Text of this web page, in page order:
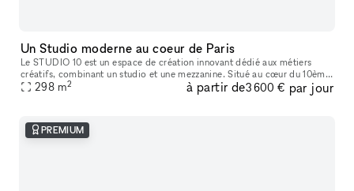
Un Studio moderne au coeur de Paris
Le STUDIO 10 est un espace de création innovant dédié aux métiers
créatifs, combinant un studio et une mezzanine. Situé au cœur du 10ème
arrondissement de Paris, à proximité du Canal Saint-Martin,
298 m2 à partir de3 600 € par jour
PREMIUM